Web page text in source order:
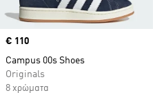
Price
€ 110
Campus 00s Shoes
Originals
8 χρώματα